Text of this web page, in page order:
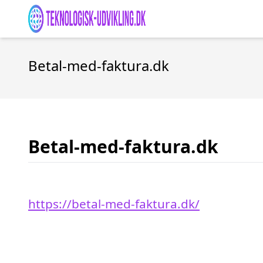
Betal-med-faktura.dk
Betal-med-faktura.dk
https://betal-med-faktura.dk/